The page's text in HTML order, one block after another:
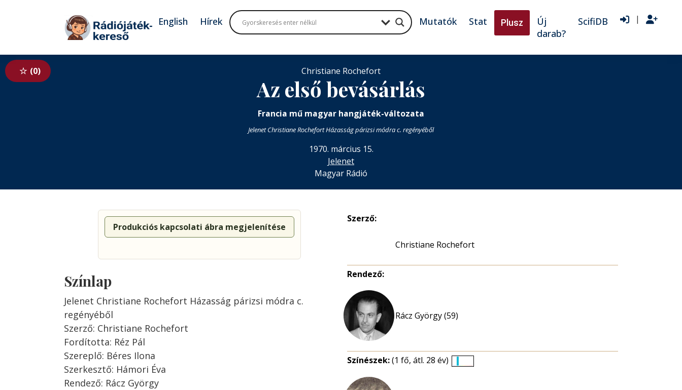
Tovább a tartalomhoz
English Hírek Mutatók Stat Plusz
Új
darab?
ScifiDB |
0 Christiane Rochefort
Az első bevásárlás
Francia mű magyar hangjáték-változata
Jelenet Christiane Rochefort Házasság párizsi módra c. regényéből
1970. március 15.
Jelenet
Magyar Rádió
Produkciós kapcsolati ábra megjelenítése
Színlap
Jelenet Christiane Rochefort Házasság párizsi módra c.
regényéből
Szerző: Christiane Rochefort
Fordította: Réz Pál
Szereplő: Béres Ilona
Szerkesztő: Hámori Éva
Rendező: Rácz György
Szerző:
Christiane Rochefort
Rendező:
Rácz György (59)
Színészek:(1 fő, átl. 28 év)